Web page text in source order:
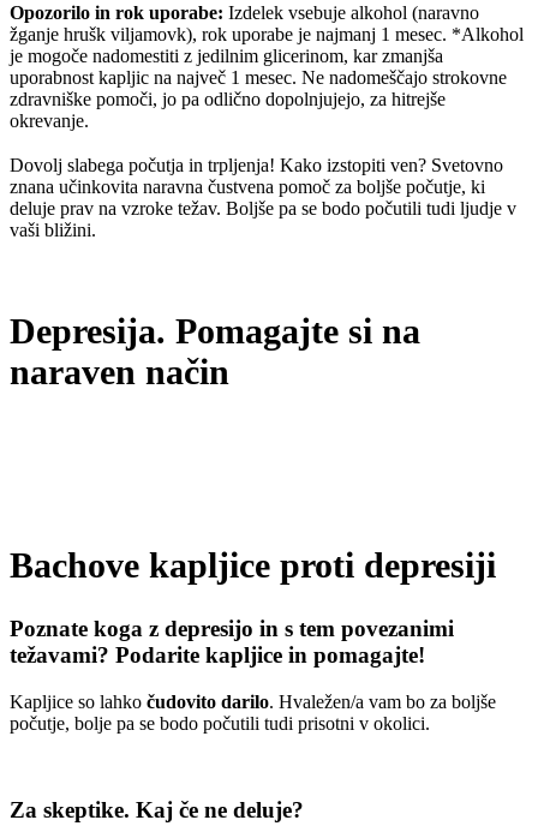
Opozorilo in rok uporabe: Izdelek vsebuje alkohol (naravno
žganje hrušk viljamovk), rok uporabe je najmanj 1 mesec. *Alkohol
je mogoče nadomestiti z jedilnim glicerinom, kar zmanjša
uporabnost kapljic na največ 1 mesec. Ne nadomeščajo strokovne
zdravniške pomoči, jo pa odlično dopolnjujejo, za hitrejše
okrevanje.
Dovolj slabega počutja in trpljenja! Kako izstopiti ven? Svetovno
znana učinkovita naravna čustvena pomoč za boljše počutje, ki
deluje prav na vzroke težav. Boljše pa se bodo počutili tudi ljudje v
vaši bližini.
Depresija. Pomagajte si na
naraven način
Bachove kapljice proti depresiji
Poznate koga z depresijo in s tem povezanimi
težavami? Podarite kapljice in pomagajte!
Kapljice so lahko čudovito darilo. Hvaležen/a vam bo za boljše
počutje, bolje pa se bodo počutili tudi prisotni v okolici.
Za skeptike. Kaj če ne deluje?